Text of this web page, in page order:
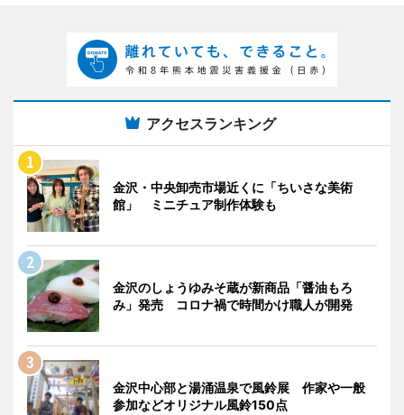
アクセスランキング
金沢・中央卸売市場近くに「ちいさな美術
館」 ミニチュア制作体験も
金沢のしょうゆみそ蔵が新商品「醤油もろ
み」発売 コロナ禍で時間かけ職人が開発
金沢中心部と湯涌温泉で風鈴展 作家や一般
参加などオリジナル風鈴150点